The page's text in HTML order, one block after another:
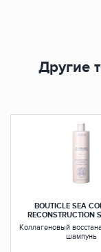
Другие
BOUTICLE SEA
RECONSTRUCTION
Коллагеновый
шампунь